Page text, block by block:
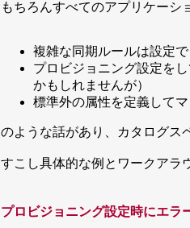
もちろんすべてのアプリケーシ
複雑な同期ルールは設定
プロビジョニング設定を
かもしれませんが）
標準外の属性を定義して
のような話があり、カタログス
すこし具体的な例とワークアラ
プロビジョニング設定時にエラ